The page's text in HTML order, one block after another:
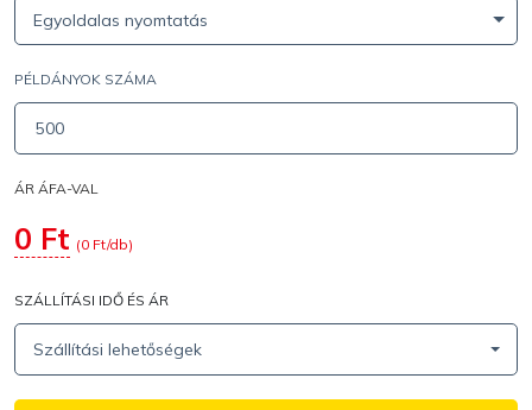
Egyoldalas nyomtatás
PÉLDÁNYOK SZÁMA
ÁR ÁFA-VAL
0 Ft (0 Ft/db)
SZÁLLÍTÁSI IDŐ ÉS ÁR
Szállítási lehetőségek